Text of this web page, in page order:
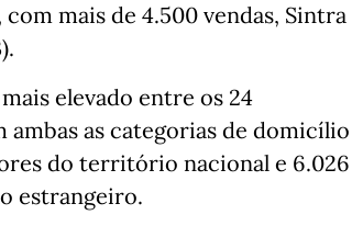
mais de 4.500 vendas, Sintra
elevado entre os 24
as categorias de domicílio
do território nacional e 6.026
estrangeiro.